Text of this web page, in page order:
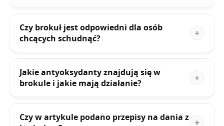
Czy brokuł jest odpowiedni dla osób
chcących schudnąć?
Jakie antyoksydanty znajdują się w
brokule i jakie mają działanie?
Czy w artykule podano przepisy na dania z